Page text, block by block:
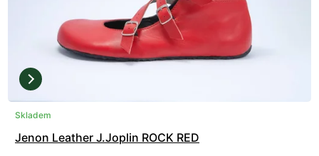
Skladem
Jenon Leather J.Joplin ROCK RED